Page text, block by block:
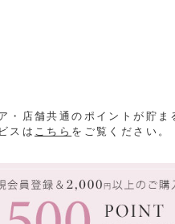
・店舗共通のポイントが貯ま
スは こちら をご覧ください。